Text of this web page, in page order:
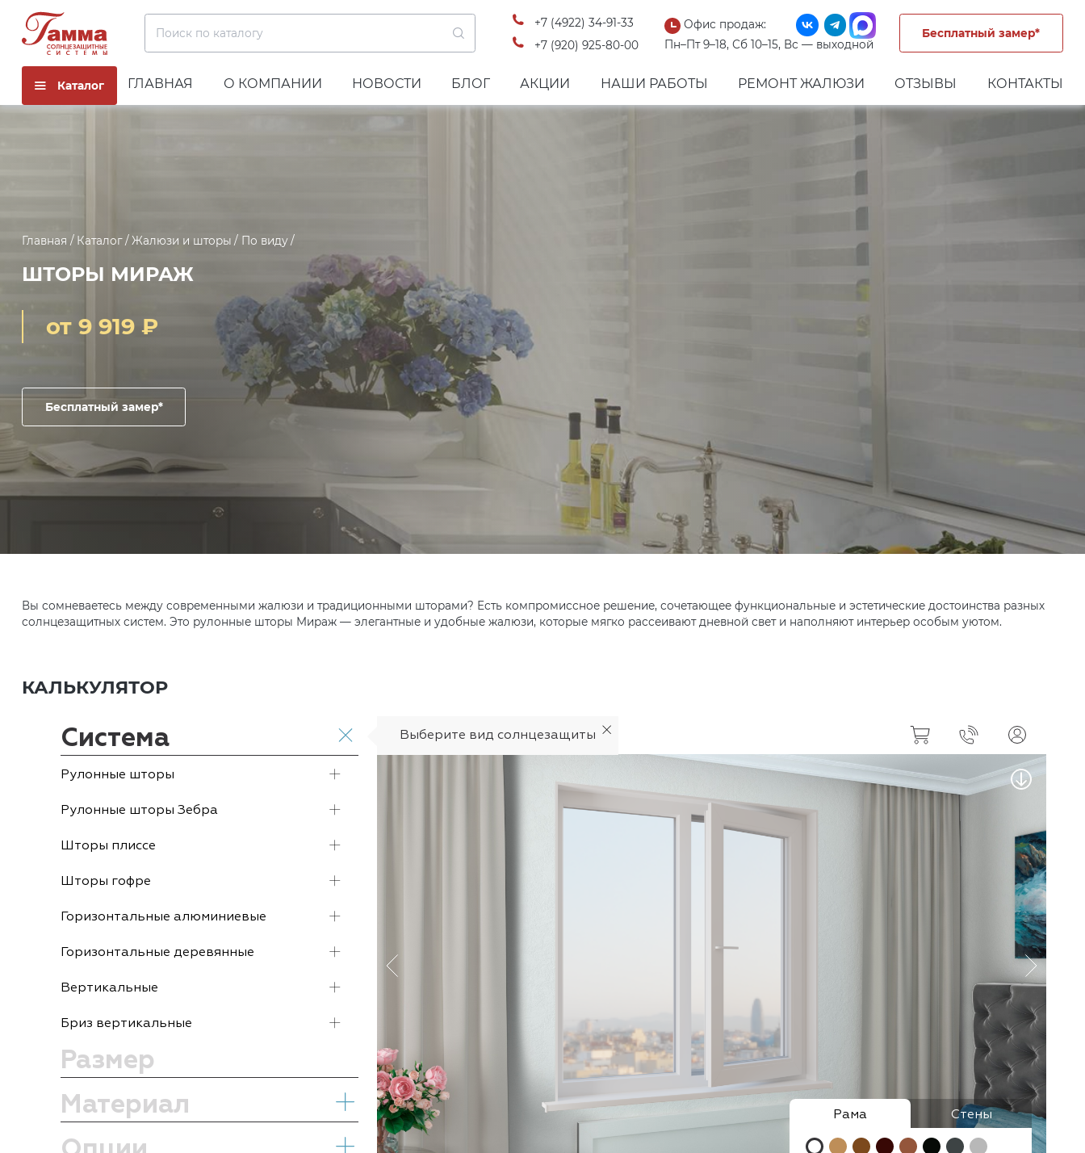
Поиск по каталогу
+7 (4922) 34-91-33
+7 (920) 925-80-00
Офис продаж:
Пн–Пт 9–18, Сб 10–15, Вс — выходной
Бесплатный замер*
Каталог ГЛАВНАЯ О КОМПАНИИ НОВОСТИ БЛОГ АКЦИИ НАШИ РАБОТЫ РЕМОНТ ЖАЛЮЗИ ОТЗЫВЫ КОНТАКТЫ
Главная Каталог Жалюзи и шторы По виду
ШТОРЫ МИРАЖ
от 9 919 ₽
Бесплатный замер*
Вы сомневаетесь между современными жалюзи и традиционными шторами? Есть компромиссное решение, сочетающее функциональные и эстетические достоинства разных
солнцезащитных систем. Это рулонные шторы Мираж — элегантные и удобные жалюзи, которые мягко рассеивают дневной свет и наполняют интерьер особым уютом.
КАЛЬКУЛЯТОР